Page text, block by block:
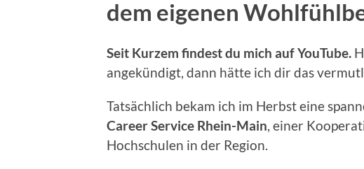
dem eigenen
Seit Kurzem findest du mich auf YouTube.
angekündigt, dann hätte ich dir das
Tatsächlich bekam ich im Herbst eine
Career Service Rhein-Main, einer
Hochschulen in der Region.